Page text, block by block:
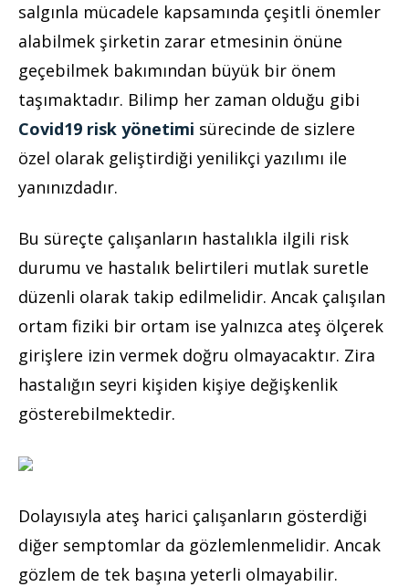
salgınla mücadele kapsamında çeşitli önemler
alabilmek şirketin zarar etmesinin önüne
geçebilmek bakımından büyük bir önem
taşımaktadır. Bilimp her zaman olduğu gibi
Covid19 risk yönetimi sürecinde de sizlere
özel olarak geliştirdiği yenilikçi yazılımı ile
yanınızdadır.
Bu süreçte çalışanların hastalıkla ilgili risk
durumu ve hastalık belirtileri mutlak suretle
düzenli olarak takip edilmelidir. Ancak çalışılan
ortam fiziki bir ortam ise yalnızca ateş ölçerek
girişlere izin vermek doğru olmayacaktır. Zira
hastalığın seyri kişiden kişiye değişkenlik
gösterebilmektedir.
Dolayısıyla ateş harici çalışanların gösterdiği
diğer semptomlar da gözlemlenmelidir. Ancak
gözlem de tek başına yeterli olmayabilir.